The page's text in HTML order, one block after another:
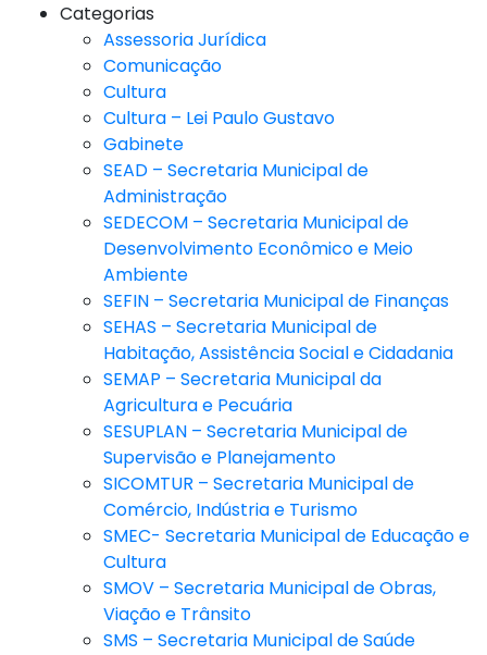
Categorias
Assessoria Jurídica
Comunicação
Cultura
Cultura – Lei Paulo Gustavo
Gabinete
SEAD – Secretaria Municipal de
Administração
SEDECOM – Secretaria Municipal de
Desenvolvimento Econômico e Meio
Ambiente
SEFIN – Secretaria Municipal de Finanças
SEHAS – Secretaria Municipal de
Habitação, Assistência Social e Cidadania
SEMAP – Secretaria Municipal da
Agricultura e Pecuária
SESUPLAN – Secretaria Municipal de
Supervisão e Planejamento
SICOMTUR – Secretaria Municipal de
Comércio, Indústria e Turismo
SMEC- Secretaria Municipal de Educação e
Cultura
SMOV – Secretaria Municipal de Obras,
Viação e Trânsito
SMS – Secretaria Municipal de Saúde